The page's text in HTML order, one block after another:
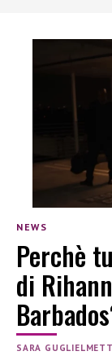
NEWS
Perchè
di
SARA